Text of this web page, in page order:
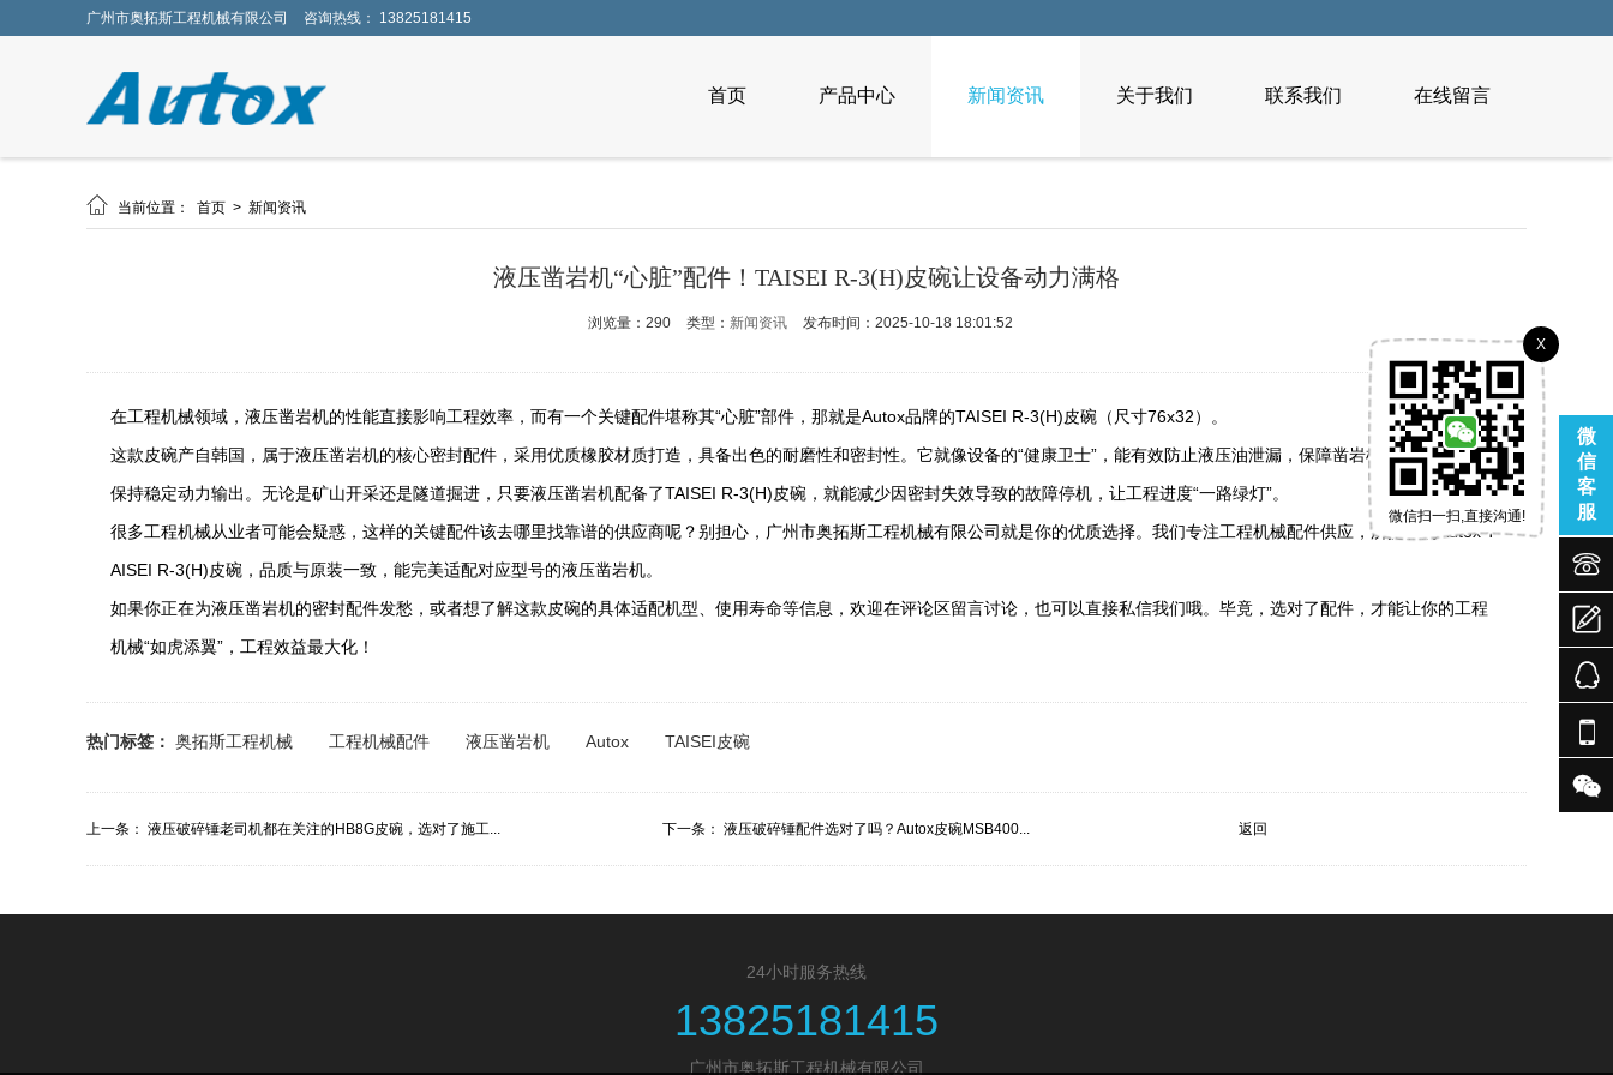
广州市奥拓斯工程机械有限公司 咨询热线： 13825181415
首页 产品中心 新闻资讯 关于我们 联系我们 在线留言
 当前位置： 首页 > 新闻资讯
液压凿岩机“心脏”配件！TAISEI R-3(H)皮碗让设备动力满格
浏览量：290 类型： 新闻资讯 发布时间：2025-10-18 18:01:52
在工程机械领域，液压凿岩机的性能直接影响工程效率，而有一个关键配件堪称其“心脏”部件，那就是Autox品牌的TAISEI R-3(H)皮碗（尺寸76x32）。
这款皮碗产自韩国，属于液压凿岩机的核心密封配件，采用优质橡胶材质打造，具备出色的耐磨性和密封性。它就像设备的“健康卫士”，能有效防止液压油泄漏，保障凿岩机在高强度作业中
保持稳定动力输出。无论是矿山开采还是隧道掘进，只要液压凿岩机配备了TAISEI R-3(H)皮碗，就能减少因密封失效导致的故障停机，让工程进度“一路绿灯”。
很多工程机械从业者可能会疑惑，这样的关键配件该去哪里找靠谱的供应商呢？别担心，广州市奥拓斯工程机械有限公司就是你的优质选择。我们专注工程机械配件供应，所提供的Autox T
AISEI R-3(H)皮碗，品质与原装一致，能完美适配对应型号的液压凿岩机。
如果你正在为液压凿岩机的密封配件发愁，或者想了解这款皮碗的具体适配机型、使用寿命等信息，欢迎在评论区留言讨论，也可以直接私信我们哦。毕竟，选对了配件，才能让你的工程
机械“如虎添翼”，工程效益最大化！
热门标签： 奥拓斯工程机械 工程机械配件 液压凿岩机 Autox TAISEI皮碗
上一条： 液压破碎锤老司机都在关注的HB8G皮碗，选对了施工... 下一条： 液压破碎锤配件选对了吗？Autox皮碗MSB400... 返回
24小时服务热线
13825181415
广州市奥拓斯工程机械有限公司
微
信
客
服
X
微信扫一扫,直接沟通!




